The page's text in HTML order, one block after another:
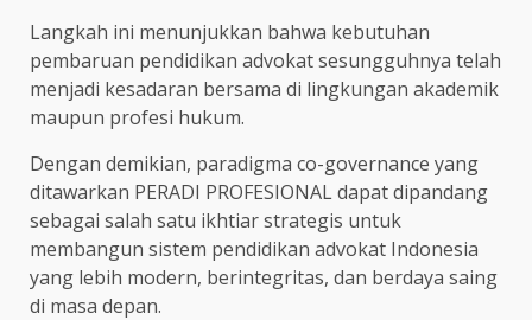
Langkah ini menunjukkan bahwa kebutuhan
pembaruan pendidikan advokat sesungguhnya telah
menjadi kesadaran bersama di lingkungan akademik
maupun profesi hukum.
Dengan demikian, paradigma co-governance yang
ditawarkan PERADI PROFESIONAL dapat dipandang
sebagai salah satu ikhtiar strategis untuk
membangun sistem pendidikan advokat Indonesia
yang lebih modern, berintegritas, dan berdaya saing
di masa depan.